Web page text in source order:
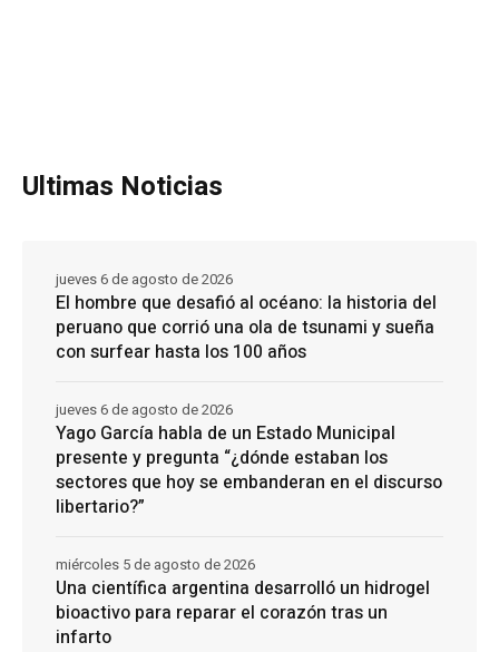
Ultimas Noticias
El hombre que desafió al océano: la historia del
peruano que corrió una ola de tsunami y sueña
con surfear hasta los 100 años
jueves 6 de agosto de 2026
Yago García habla de un Estado Municipal
presente y pregunta “¿dónde estaban los
sectores que hoy se embanderan en el discurso
libertario?”
jueves 6 de agosto de 2026
Una científica argentina desarrolló un hidrogel
bioactivo para reparar el corazón tras un
infarto
miércoles 5 de agosto de 2026